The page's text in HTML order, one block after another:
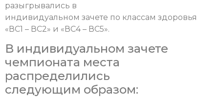
разыгрывались в
индивидуальном зачете по классам здоровья
«ВС1 – ВС2» и «ВС4 – ВС5».
В индивидуальном зачете
чемпионата места
распределились
следующим образом: